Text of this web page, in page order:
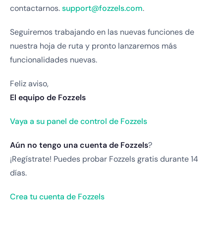
contactarnos.support@fozzels.com.
Seguiremos trabajando en las nuevas funciones de
nuestra hoja de ruta y pronto lanzaremos más
funcionalidades nuevas.
Feliz aviso,
El equipo de Fozzels
Vaya a su panel de control de Fozzels
Aún no tengo una cuenta de Fozzels?
¡Regístrate! Puedes probar Fozzels gratis durante 14
días.
Crea tu cuenta de Fozzels